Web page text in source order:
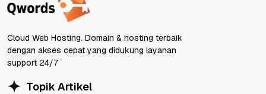
Cloud Web Hosting. Domain & hosting terbaik
dengan akses cepat yang didukung layanan
support 24/7
Topik Artikel